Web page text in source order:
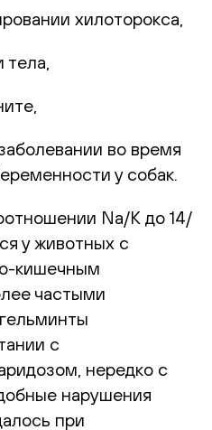
хилоторокса,
во время
у собак.
Na/K до 14/
у животных с
кишечным
частыми
с
нередко с
нарушения
при